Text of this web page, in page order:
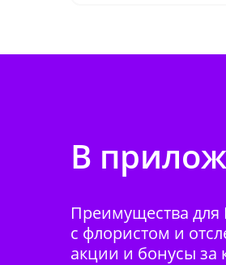
В
Преимущества для
с флористом и
акции и бонусы за